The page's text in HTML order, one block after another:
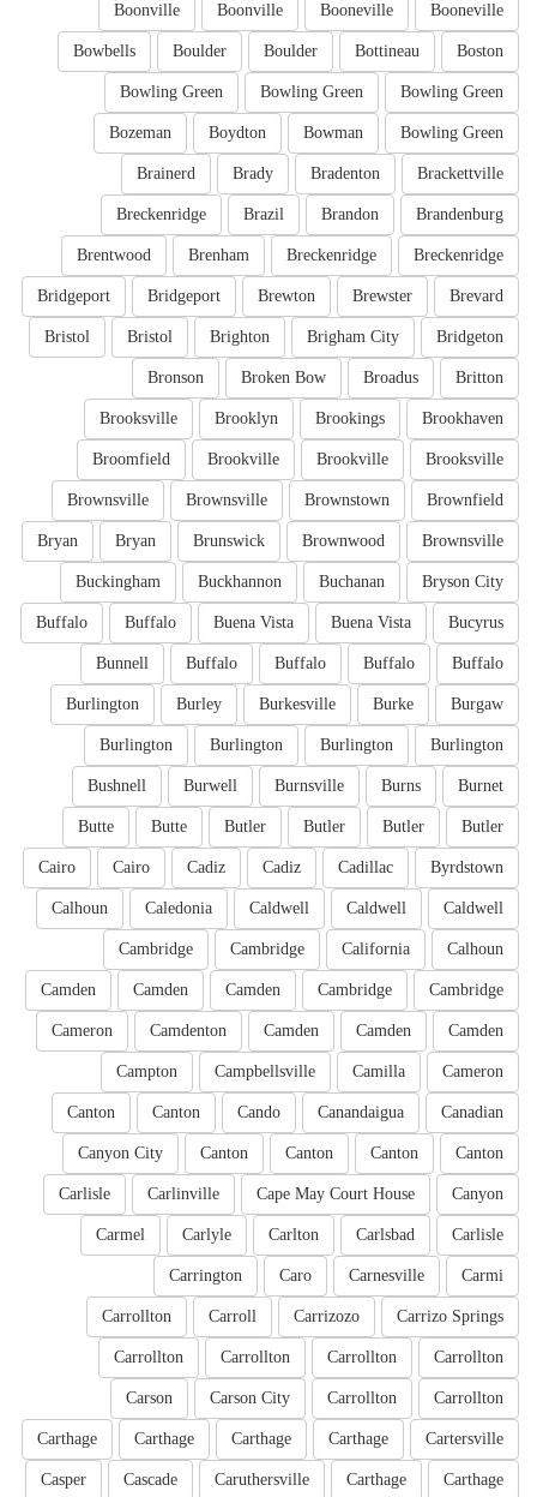
Booneville
Booneville
Boonville
Boonville
Boston
Bottineau
Boulder
Boulder
Bowbells
Bowling Green
Bowling Green
Bowling Green
Bowling Green
Bowman
Boydton
Bozeman
Brackettville
Bradenton
Brady
Brainerd
Brandenburg
Brandon
Brazil
Breckenridge
Breckenridge
Breckenridge
Brenham
Brentwood
Brevard
Brewster
Brewton
Bridgeport
Bridgeport
Bridgeton
Brigham City
Brighton
Bristol
Bristol
Britton
Broadus
Broken Bow
Bronson
Brookhaven
Brookings
Brooklyn
Brooksville
Brooksville
Brookville
Brookville
Broomfield
Brownfield
Brownstown
Brownsville
Brownsville
Brownsville
Brownwood
Brunswick
Bryan
Bryan
Bryson City
Buchanan
Buckhannon
Buckingham
Bucyrus
Buena Vista
Buena Vista
Buffalo
Buffalo
Buffalo
Buffalo
Buffalo
Buffalo
Bunnell
Burgaw
Burke
Burkesville
Burley
Burlington
Burlington
Burlington
Burlington
Burlington
Burnet
Burns
Burnsville
Burwell
Bushnell
Butler
Butler
Butler
Butler
Butte
Butte
Byrdstown
Cadillac
Cadiz
Cadiz
Cairo
Cairo
Caldwell
Caldwell
Caldwell
Caledonia
Calhoun
Calhoun
California
Cambridge
Cambridge
Cambridge
Cambridge
Camden
Camden
Camden
Camden
Camden
Camden
Camdenton
Cameron
Cameron
Camilla
Campbellsville
Campton
Canadian
Canandaigua
Cando
Canton
Canton
Canton
Canton
Canton
Canton
Canyon City
Canyon
Cape May Court House
Carlinville
Carlisle
Carlisle
Carlsbad
Carlton
Carlyle
Carmel
Carmi
Carnesville
Caro
Carrington
Carrizo Springs
Carrizozo
Carroll
Carrollton
Carrollton
Carrollton
Carrollton
Carrollton
Carrollton
Carrollton
Carson City
Carson
Cartersville
Carthage
Carthage
Carthage
Carthage
Carthage
Carthage
Caruthersville
Cascade
Casper